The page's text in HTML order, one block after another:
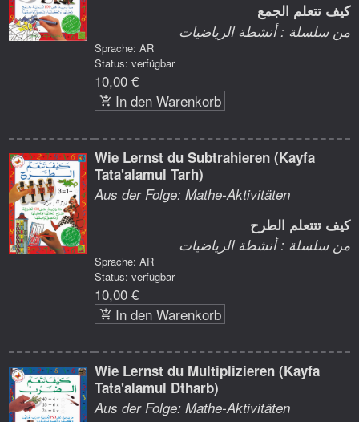
كيف تتعلم الجمع
من سلسلة : أنشطة الرياضيات
Sprache: AR
Status: verfügbar
10,00 €
In den Warenkorb
Wie Lernst du Subtrahieren (Kayfa
Tata'alamul Tarh)
Aus der Folge: Mathe-Aktivitäten
كيف تتتعلم الطرح
من سلسلة : أنشطة الرياضيات
Sprache: AR
Status: verfügbar
10,00 €
In den Warenkorb
Wie Lernst du Multiplizieren (Kayfa
Tata'alamul Dtharb)
Aus der Folge: Mathe-Aktivitäten